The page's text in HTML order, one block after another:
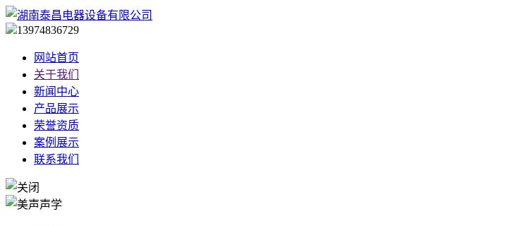
13974836729
网站首页
关于我们
新闻中心
产品展示
荣誉资质
案例展示
联系我们